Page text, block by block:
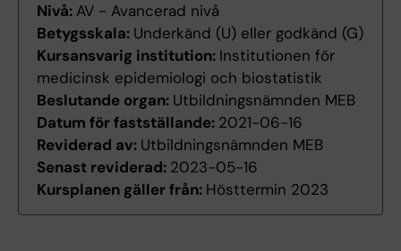
Nivå: AV - Avancerad nivå
Betygsskala: Underkänd (U) eller godkänd (G)
Kursansvarig institution: Institutionen för
medicinsk epidemiologi och biostatistik
Beslutande organ: Utbildningsnämnden MEB
Datum för fastställande: 2021-06-16
Reviderad av: Utbildningsnämnden MEB
Senast reviderad: 2023-05-16
Kursplanen gäller från: Hösttermin 2023